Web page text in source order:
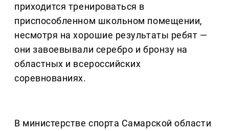
приходится тренироваться в
приспособленном школьном помещении,
несмотря на хорошие результаты ребят —
они завоевывали серебро и бронзу на
областных и всероссийских
соревнованиях.
В министерстве спорта Самарской области